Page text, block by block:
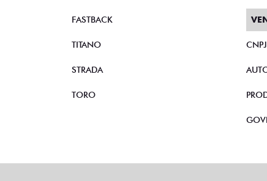
FASTBACK
TITANO
STRADA
TORO